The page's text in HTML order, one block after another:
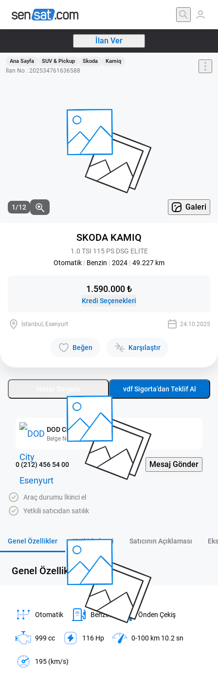
İlan Ver
Ana Sayfa SUV & Pickup Skoda Kamiq
İlan No : 202534761636588
Genel Özellikler
Otomatik Benzin Önden Çekiş
999 cc 116 Hp 0-100 km 10.2 sn
195 (km/s)
1/12 Galeri
SKODA KAMIQ
1.0 TSI 115 PS DSG ELITE
Otomatik | Benzin | 2024 | 49.227 km
1.590.000 ₺
Kredi Seçenekleri
İstanbul, Esenyurt 24.10.2025
Beğen Karşılaştır
vdf Sigorta’dan Teklif Al
DOD City Esenyurt
Belge No: 3400448
0 (212) 456 54 00 Mesaj Gönder
Araç durumu İkinci el
Yetkili satıcıdan satılık
Genel Özellikler Yetki Belgesi Satıcının Açıklaması